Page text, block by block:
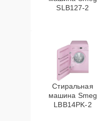
SLB127-2
Стиральная
машина Smeg
LBB14PK-2